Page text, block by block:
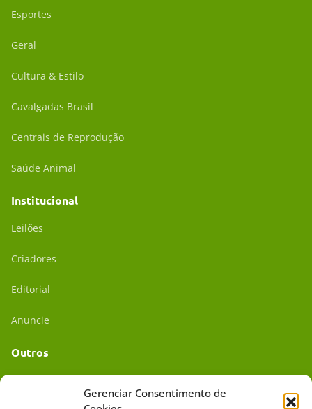
Gerenciar Consentimento de
Esportes
Geral
Cultura & Estilo
Cavalgadas Brasil
Centrais de Reprodução
Saúde Animal
Institucional
Leilões
Criadores
Editorial
Anuncie
Outros